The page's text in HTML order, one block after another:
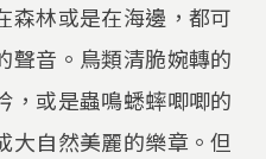
森林或是在海邊，都可
聲音。鳥類清脆婉轉的
，或是蟲鳴蟋蟀唧唧的
大自然美麗的樂章。但